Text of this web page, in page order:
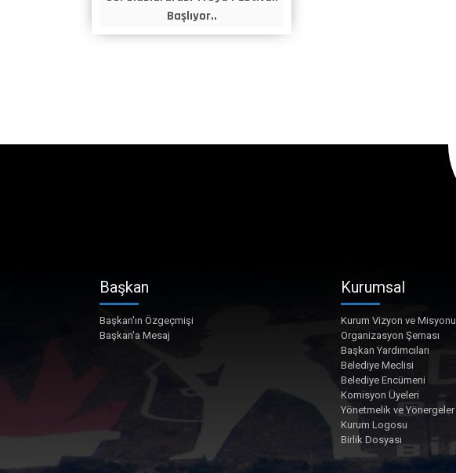
Başlıyor..
Başkan
Başkan'ın Özgeçmişi
Başkan'a Mesaj
Kurumsal
Kurum Vizyon ve Misyonu
Organizasyon Şeması
Başkan Yardımcıları
Belediye Meclisi
Belediye Encümeni
Komisyon Üyeleri
Yönetmelik ve Yönergeler
Kurum Logosu
Birlik Dosyası